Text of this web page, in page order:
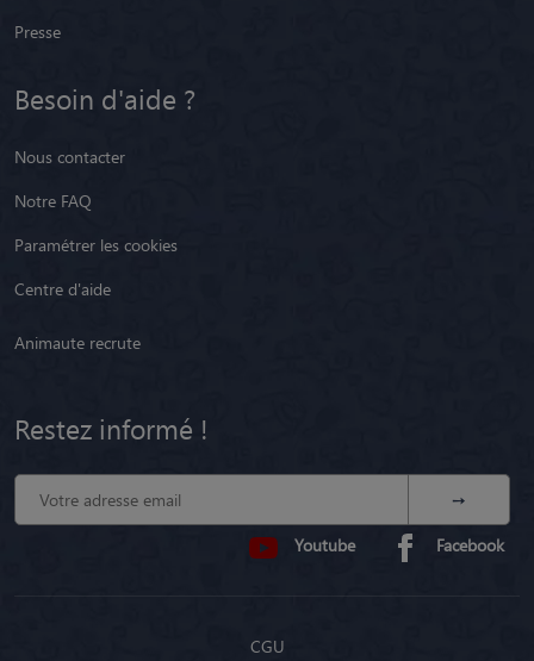
Presse
Besoin d'aide ?
Nous contacter
Notre FAQ
Paramétrer les cookies
Centre d'aide
Animaute recrute
Restez informé !
Youtube Facebook
CGU